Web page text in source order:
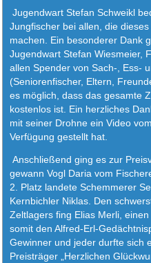
Jugendwart Stefan Schweikl
Jungfischer bei allen, die
machen. Ein besonderer Dank
Jugendwart Stefan Wiesmeier,
allen Spender von Sach-, Ess-
(Seniorenfischer, Eltern,
es möglich, dass das gesamte
kostenlos ist. Ein herzliches
mit seiner Drohne ein Video
Verfügung gestellt hat.
Anschließend ging es zur
gewann Vogl Daria vom
2. Platz landete Schemmerer
Kernbichler Niklas. Den
Zeltlagers fing Elias Merli,
somit den Alfred-Erl-
Gewinner und jeder durfte sich
Preisträger „Herzlichen